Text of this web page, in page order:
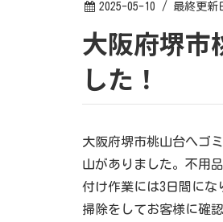
2025-05-10 / 最終更新
大阪府堺市桃山台へゴミ屋敷の不用品片付けをしま
した！
大阪府堺市桃山台へゴ
山がありました。不用
付け作業には3日間にな
掃除をしてお客様に確